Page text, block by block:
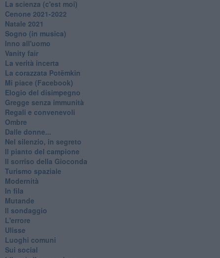
La scienza (c'est moi)
Cenone 2021-2022
Natale 2021
Sogno (in musica)
Inno all'uomo
Vanity fair
La verità incerta
La corazzata Potëmkin
Mi piace (Facebook)
Elogio del disimpegno
Gregge senza immunità
Regali e convenevoli
Ombre
Dalle donne...
Nel silenzio, in segreto
Il pianto del campione
Il sorriso della Gioconda
Turismo spaziale
Modernità
In fila
Mutande
Il sondaggio
L'errore
Ulisse
Luoghi comuni
Sui social